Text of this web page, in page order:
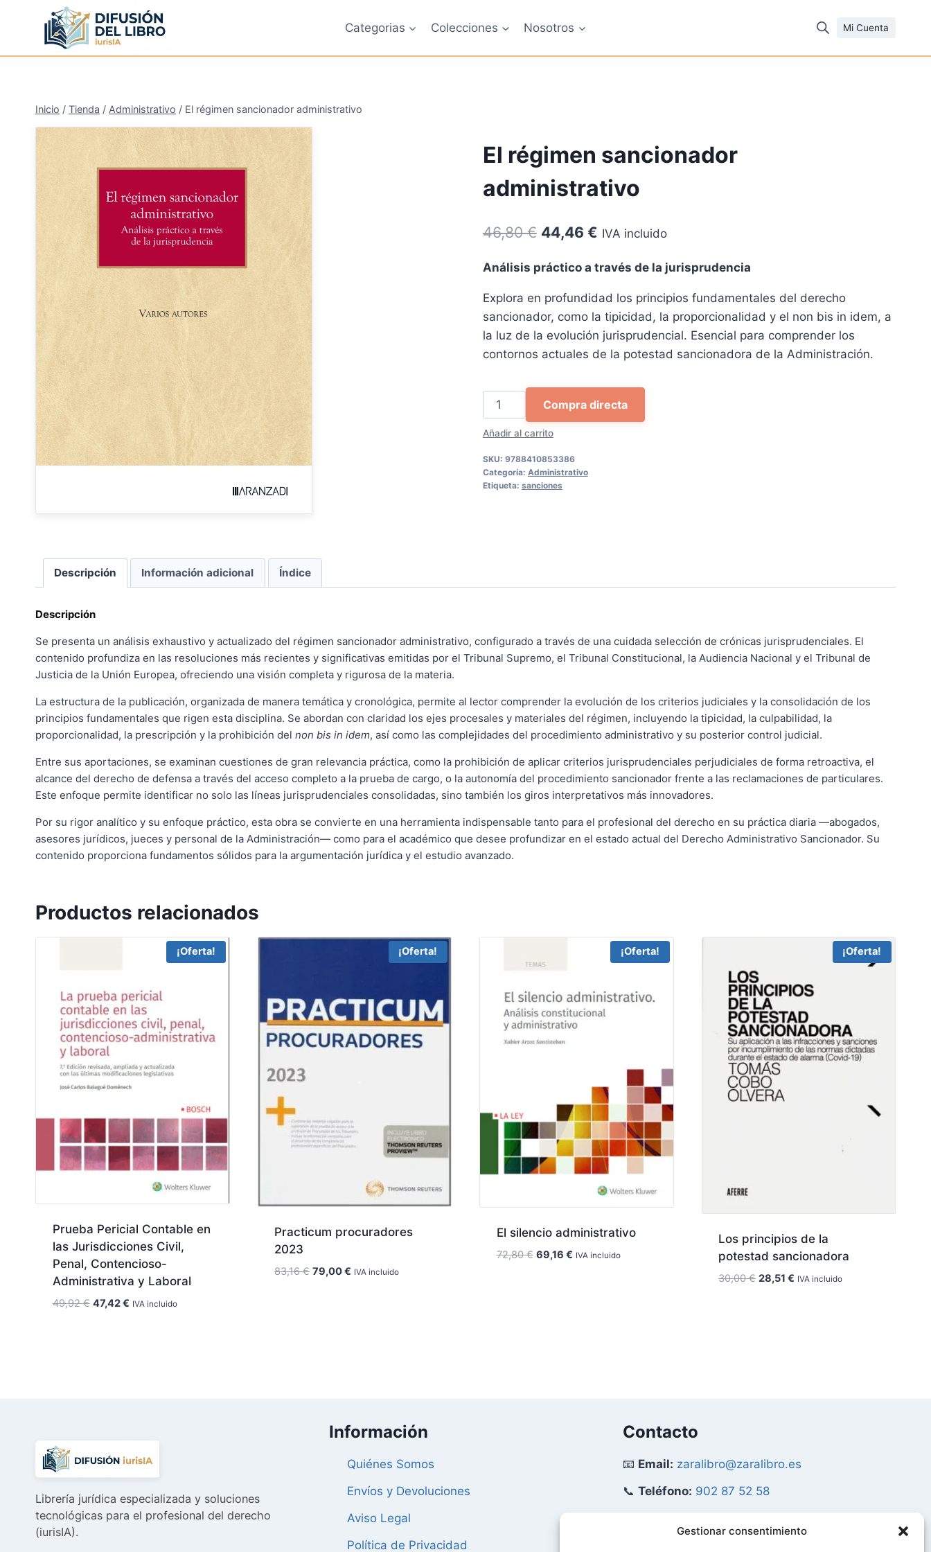
Gestionar consentimiento
contenido
Categorias Colecciones Nosotros Mi Cuenta
Inicio / Tienda / Administrativo / El régimen sancionador administrativo
El régimen sancionador
administrativo
46,80€ El
original
era:
46,80 €.
44,46 €El
actual
es:
44,46 €.
IVA incluido
Análisis práctico a través de la jurisprudencia
Explora en profundidad los principios fundamentales del derecho
sancionador, como la tipicidad, la proporcionalidad y el non bis in idem, a
la luz de la evolución jurisprudencial. Esencial para comprender los
contornos actuales de la potestad sancionadora de la Administración.
régimen
sancionador
administrativo
cantidad
Añadir al carrito
Compra directa
SKU: 9788410853386
Categoría: Administrativo
Etiqueta: sanciones
Descripción Información adicional Índice
Descripción
Se presenta un análisis exhaustivo y actualizado del régimen sancionador administrativo, configurado a través de una cuidada selección de crónicas jurisprudenciales. El
contenido profundiza en las resoluciones más recientes y significativas emitidas por el Tribunal Supremo, el Tribunal Constitucional, la Audiencia Nacional y el Tribunal de
Justicia de la Unión Europea, ofreciendo una visión completa y rigurosa de la materia.
La estructura de la publicación, organizada de manera temática y cronológica, permite al lector comprender la evolución de los criterios judiciales y la consolidación de los
principios fundamentales que rigen esta disciplina. Se abordan con claridad los ejes procesales y materiales del régimen, incluyendo la tipicidad, la culpabilidad, la
proporcionalidad, la prescripción y la prohibición del non bis in idem, así como las complejidades del procedimiento administrativo y su posterior control judicial.
Entre sus aportaciones, se examinan cuestiones de gran relevancia práctica, como la prohibición de aplicar criterios jurisprudenciales perjudiciales de forma retroactiva, el
alcance del derecho de defensa a través del acceso completo a la prueba de cargo, o la autonomía del procedimiento sancionador frente a las reclamaciones de particulares.
Este enfoque permite identificar no solo las líneas jurisprudenciales consolidadas, sino también los giros interpretativos más innovadores.
Por su rigor analítico y su enfoque práctico, esta obra se convierte en una herramienta indispensable tanto para el profesional del derecho en su práctica diaria —abogados,
asesores jurídicos, jueces y personal de la Administración— como para el académico que desee profundizar en el estado actual del Derecho Administrativo Sancionador. Su
contenido proporciona fundamentos sólidos para la argumentación jurídica y el estudio avanzado.
Productos relacionados
¡Oferta!
Prueba Pericial Contable en
las Jurisdicciones Civil,
Penal, Contencioso-
Administrativa y Laboral
49,92€ El
47,42€ElIVA incluido
¡Oferta!
Practicum procuradores
2023
83,16€ El
79,00€ El
IVA incluido
¡Oferta!
El silencio administrativo
72,80€ El
69,16 €ElIVA incluido
¡Oferta!
Los principios de la
potestad sancionadora
30,00€ El
28,51 € El
IVA incluido
Librería jurídica especializada y soluciones
tecnológicas para el profesional del derecho
(iurisIA).
Información
Quiénes Somos
Envíos y Devoluciones
Aviso Legal
Política de Privacidad
Contacto
📧 Email: zaralibro@zaralibro.es
📞 Teléfono: 902 87 52 58
Mi Cuenta